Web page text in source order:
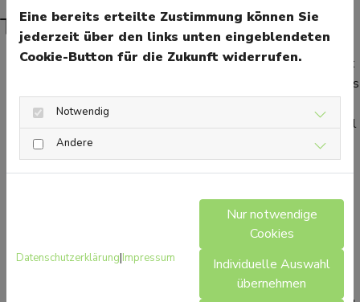
Tipps für Ihre Herzgesundheit
Salzaufnahme reduzieren: Zu viel Salz kann den Blutdruck
erhöhen. Versuchen Sie, Ihre Salzaufnahme auf weniger als
5 - 6 Gramm pro Tag zu beschränken.
Gesunde Ernährung: Eine ausgewogene Ernährung mit viel
Obst und Gemüse, magerem Protein und
Vollkornprodukten hilft, den Blutdruck zu senken.
Blutdruck senken und das allgemeine Herz-Kreislauf-
System stärken. Versuchen Sie, mindestens 30 Minuten
moderate Bewegung an den meisten Tagen der Woche
zu bekommen.
Gewichtskontrolle: Übergewicht kann den Blutdruck
Eine bereits erteilte Zustimmung können Sie
jederzeit über den links unten eingeblendeten
Cookie-Button für die Zukunft widerrufen.
Notwendig
Andere
Datenschutzerklärung|Impressum
Nur notwendige
Cookies
Individuelle Auswahl
übernehmen